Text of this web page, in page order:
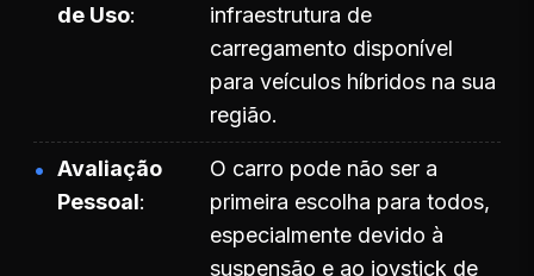
de Uso
infraestrutura de
carregamento disponível
para veículos híbridos na sua
região.
Avaliação
Pessoal
O carro pode não ser a
primeira escolha para todos,
especialmente devido à
suspensão e ao joystick de